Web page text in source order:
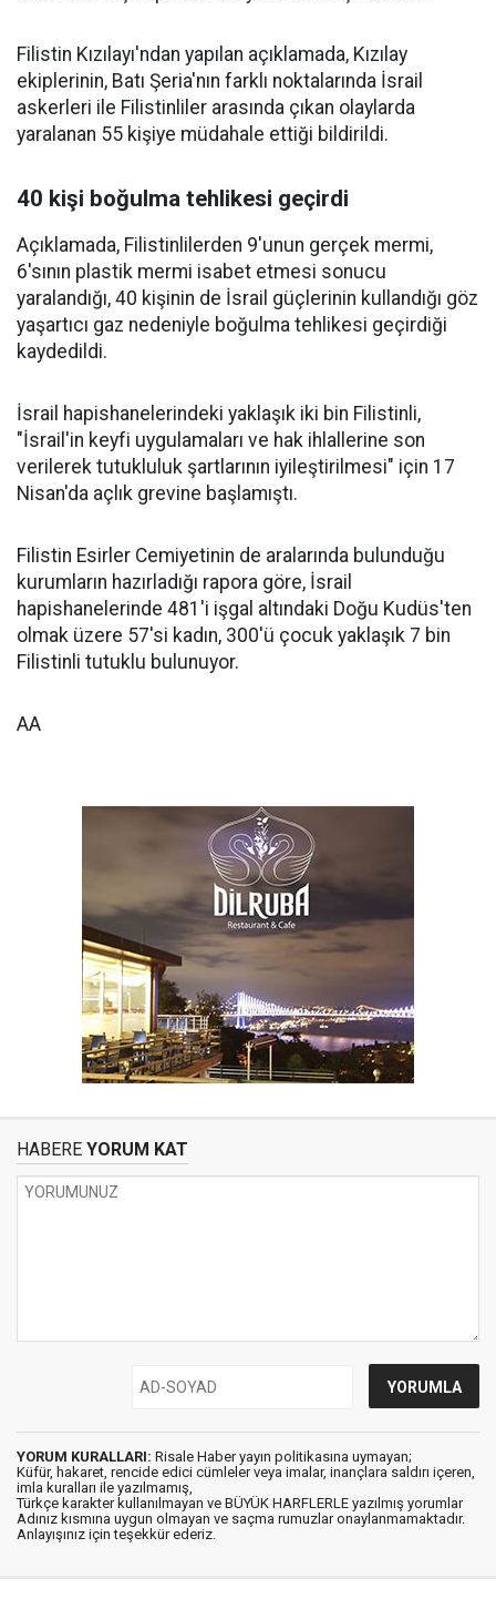
Filistin Kızılayı'ndan yapılan açıklamada, Kızılay
ekiplerinin, Batı Şeria'nın farklı noktalarında İsrail
askerleri ile Filistinliler arasında çıkan olaylarda
yaralanan 55 kişiye müdahale ettiği bildirildi.
40 kişi boğulma tehlikesi geçirdi
Açıklamada, Filistinlilerden 9'unun gerçek mermi,
6'sının plastik mermi isabet etmesi sonucu
yaralandığı, 40 kişinin de İsrail güçlerinin kullandığı göz
yaşartıcı gaz nedeniyle boğulma tehlikesi geçirdiği
kaydedildi.
İsrail hapishanelerindeki yaklaşık iki bin Filistinli,
"İsrail'in keyfi uygulamaları ve hak ihlallerine son
verilerek tutukluluk şartlarının iyileştirilmesi" için 17
Nisan'da açlık grevine başlamıştı.
Filistin Esirler Cemiyetinin de aralarında bulunduğu
kurumların hazırladığı rapora göre, İsrail
hapishanelerinde 481'i işgal altındaki Doğu Kudüs'ten
olmak üzere 57'si kadın, 300'ü çocuk yaklaşık 7 bin
Filistinli tutuklu bulunuyor.
AA
HABERE YORUM KAT
YORUM KURALLARI: Risale Haber yayın politikasına uymayan;
Küfür, hakaret, rencide edici cümleler veya imalar, inançlara saldırı içeren,
imla kuralları ile yazılmamış,
Türkçe karakter kullanılmayan ve BÜYÜK HARFLERLE yazılmış yorumlar
Adınız kısmına uygun olmayan ve saçma rumuzlar onaylanmamaktadır.
Anlayışınız için teşekkür ederiz.